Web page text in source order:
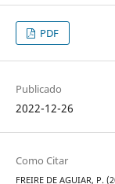
PDF
Publicado
2022-12-26
Como Citar
FREIRE DE AGUIAR, P.